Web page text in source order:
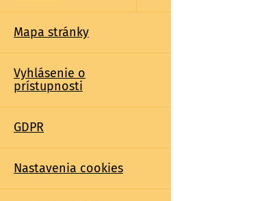
Mapa stránky
Vyhlásenie o
prístupnosti
GDPR
Nastavenia cookies